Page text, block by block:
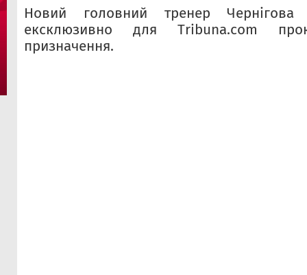
Новий головний тренер Чернігова
ексклюзивно для Тribuna.com
призначення.